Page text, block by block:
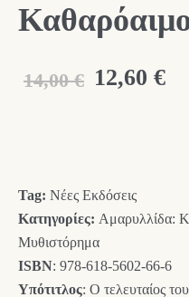
14,00 € Original
12,60 €Η
Tag: Νέες Εκδόσεις
Κατηγορίες: Αμαρυλλίδα:
Μυθιστόρημα
ISBN: 978-618-5602-66-6
Υπότιτλος: Ο τελευταίος